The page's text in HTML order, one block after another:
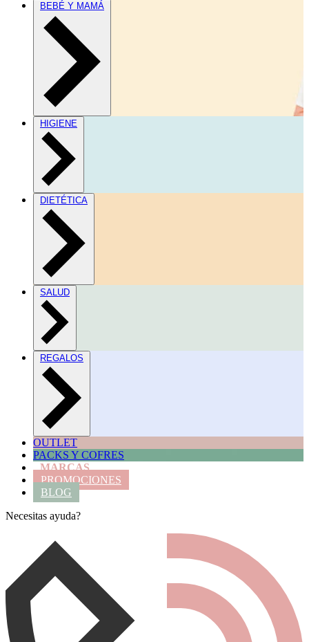
BEBÉ Y MAMÁ
HIGIENE
DIETÉTICA
SALUD
REGALOS
OUTLET
PACKS Y COFRES
MARCAS
PROMOCIONES
BLOG
Necesitas ayuda?